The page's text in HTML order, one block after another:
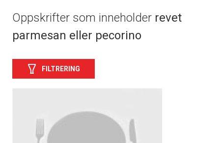
Oppskrifter som inneholder revet
parmesan eller pecorino
FILTRERING